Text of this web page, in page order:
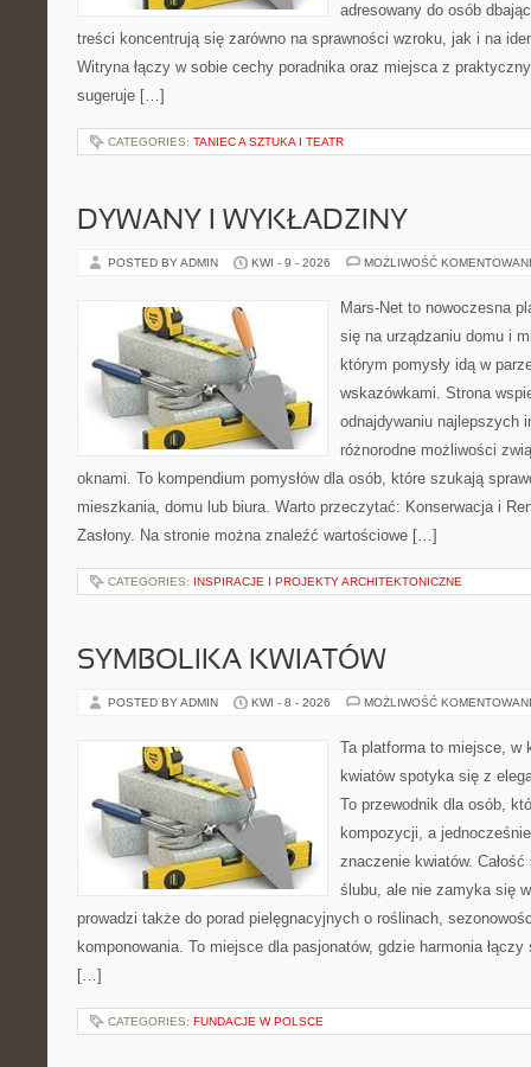
adresowany do osób
treści koncentrują się zarówno na sprawności wzroku, jak i na
Witryna łączy w sobie cechy poradnika oraz miejsca z
sugeruje […]
CATEGORIES: TANIEC A SZTUKA I TEATR
DYWANY I WYKŁADZINY
POSTED BY ADMIN KWI - 9 - 2026 MOŻLIWOŚĆ
Mars-Net to nowoczesna
się na urządzaniu domu i
którym pomysły idą w
wskazówkami. Strona
odnajdywaniu najlepszych
różnorodne możliwości
oknami. To kompendium pomysłów dla osób, które szukają
mieszkania, domu lub biura. Warto przeczytać: Konserwacja i
Zasłony. Na stronie można znaleźć wartościowe […]
CATEGORIES: INSPIRACJE I PROJEKTY ARCHITEKTONICZNE
SYMBOLIKA KWIATÓW
POSTED BY ADMIN KWI - 8 - 2026 MOŻLIWOŚĆ
Ta platforma to miejsce, w
kwiatów spotyka się z
To przewodnik dla osób,
kompozycji, a
znaczenie kwiatów.
ślubu, ale nie zamyka się
prowadzi także do porad pielęgnacyjnych o roślinach,
komponowania. To miejsce dla pasjonatów, gdzie harmonia
[…]
CATEGORIES: FUNDACJE W POLSCE